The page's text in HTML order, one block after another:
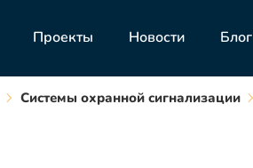
Проекты Новости Блог
Системы охранной сигнализации